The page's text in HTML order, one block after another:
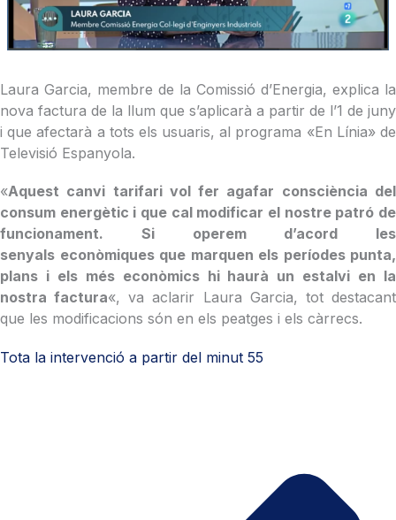
Laura Garcia, membre de la Comissió d’Energia, explica la
nova factura de la llum que s’aplicarà a partir de l’1 de juny
i que afectarà a tots els usuaris, al programa «En Línia» de
Televisió Espanyola.
«Aquest canvi tarifari vol fer agafar consciència del
consum energètic i que cal modificar el nostre patró de
funcionament. Si operem d’acord les
senyals econòmiques que marquen els períodes punta,
plans i els més econòmics hi haurà un estalvi en la
nostra factura«, va aclarir Laura Garcia, tot destacant
que les modificacions són en els peatges i els càrrecs.
Tota la intervenció a partir del minut 55